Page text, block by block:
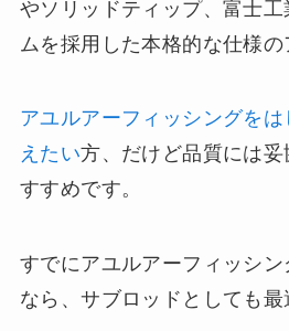
やソリッドティップ、富士
ムを採用した本格的な仕様の
アユルアーフィッシングを
えたい方、だけど品質には
すすめです。
すでにアユルアーフィッシ
なら、サブロッドとしても最